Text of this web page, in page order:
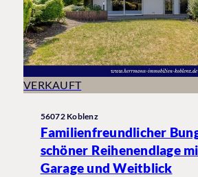
VERKAUFT
56072 Koblenz
Familienfreundlicher
schöner Reihenendlage
Garage und Weitblick